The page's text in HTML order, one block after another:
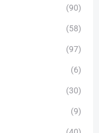
(90)
(58)
(97)
(6)
(30)
(9)